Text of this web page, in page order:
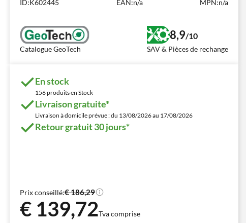
ID:K602445 EAN:n/a MPN:n/a
Catalogue GeoTech
8,9/10
SAV & Pièces de rechange
En stock
156 produits en Stock
Livraison gratuite*
Livraison à domicile prévue : du 13/08/2026 au 17/08/2026
Retour gratuit 30 jours*
Prix conseillé:€ 186,29
€ 139,72Tva comprise